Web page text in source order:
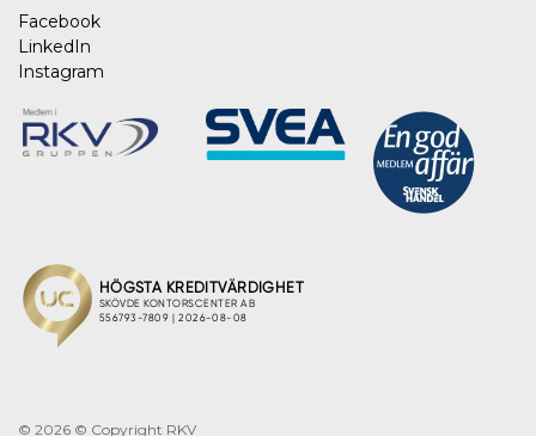
Facebook
LinkedIn
Instagram
© 2026 © Copyright RKV